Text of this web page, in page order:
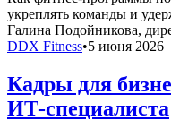
укреплять команды и
Галина Подойникова,
DDX Fitness•5 июня 2026
Кадры для
ИТ-специалиста